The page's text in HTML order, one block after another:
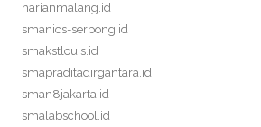
harianmalang.id
smanics-serpong.id
smakstlouis.id
smapraditadirgantara.id
sman8jakarta.id
smalabschool.id